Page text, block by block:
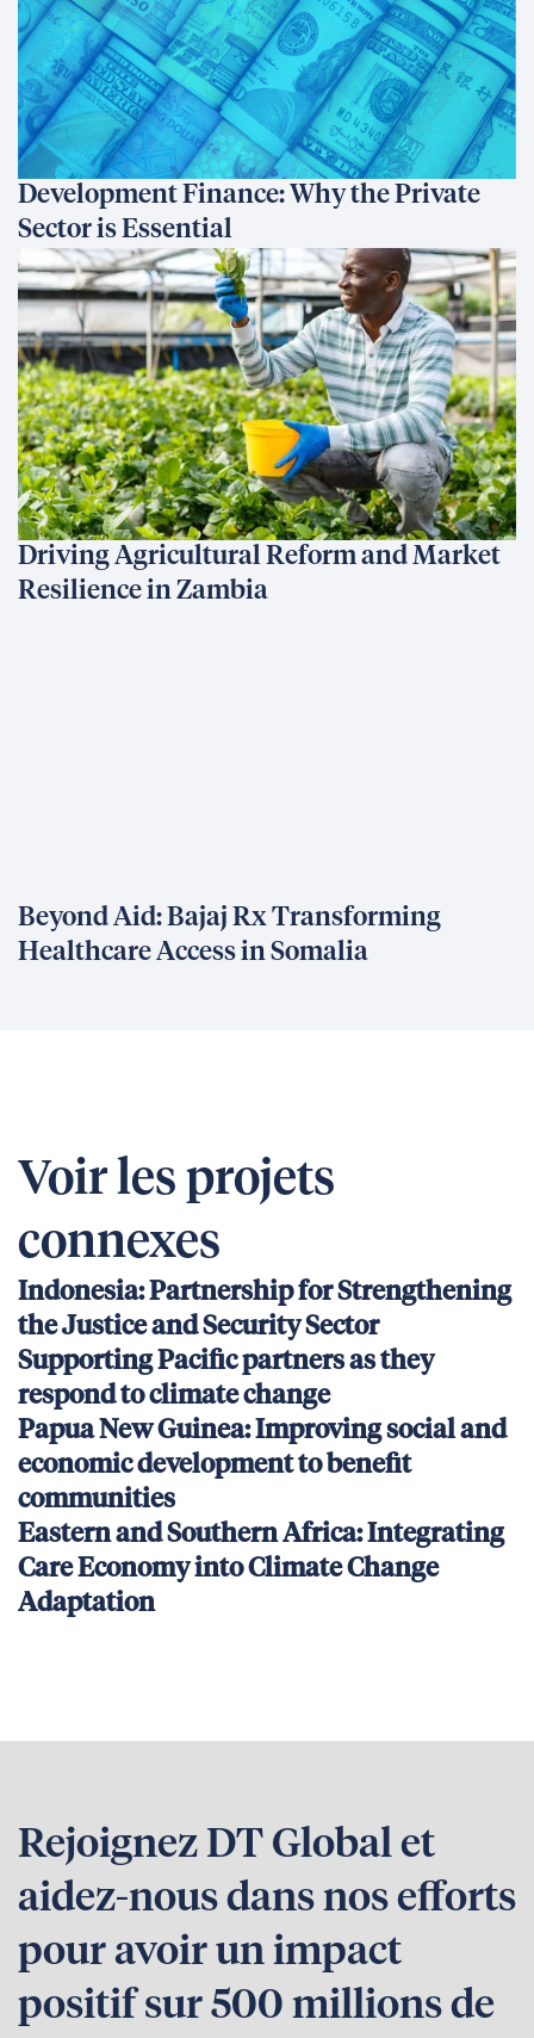
Development Finance: Why the Private
Sector is Essential
Driving Agricultural Reform and Market
Resilience in Zambia
Beyond Aid: Bajaj Rx Transforming
Healthcare Access in Somalia
Voir les projets
connexes
Indonesia: Partnership for Strengthening
the Justice and Security Sector
Supporting Pacific partners as they
respond to climate change
Papua New Guinea: Improving social and
economic development to benefit
communities
Eastern and Southern Africa: Integrating
Care Economy into Climate Change
Adaptation
Rejoignez DT Global et
aidez-nous dans nos efforts
pour avoir un impact
positif sur 500 millions de